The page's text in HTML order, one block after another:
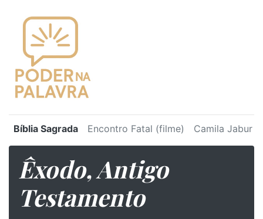
Bíblia Sagrada Encontro Fatal (filme) Camila Jabur
Êxodo, Antigo
Testamento